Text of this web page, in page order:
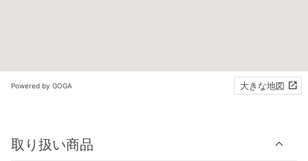
Powered by GOGA 大きな地図
取り扱い商品